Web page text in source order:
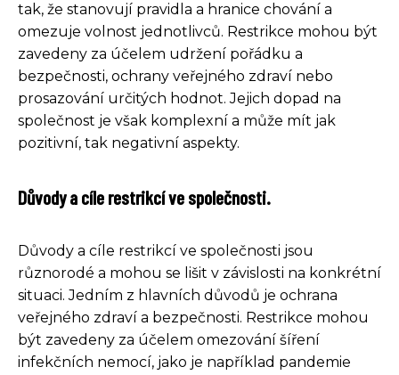
tak, že stanovují pravidla a hranice chování a
omezuje volnost jednotlivců. Restrikce mohou být
zavedeny za účelem udržení pořádku a
bezpečnosti, ochrany veřejného zdraví nebo
prosazování určitých hodnot. Jejich dopad na
společnost je však komplexní a může mít jak
pozitivní, tak negativní aspekty.
Důvody a cíle restrikcí ve společnosti.
Důvody a cíle restrikcí ve společnosti jsou
různorodé a mohou se lišit v závislosti na konkrétní
situaci. Jedním z hlavních důvodů je ochrana
veřejného zdraví a bezpečnosti. Restrikce mohou
být zavedeny za účelem omezování šíření
infekčních nemocí, jako je například pandemie